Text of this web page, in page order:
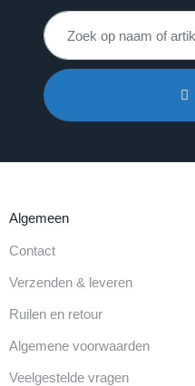
Algemeen
Contact
Verzenden & leveren
Ruilen en retour
Algemene voorwaarden
Veelgestelde vragen